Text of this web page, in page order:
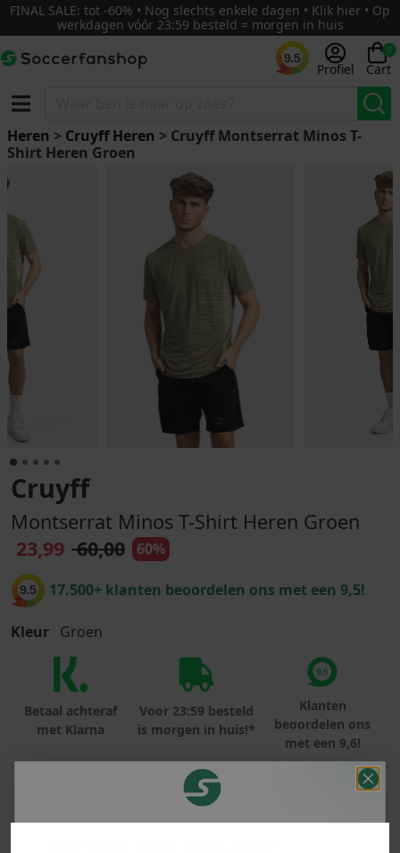
FINAL SALE: tot -60% • Nog slechts enkele dagen • Klik hier • Op
werkdagen vóór 23:59 besteld = morgen in huis
9.5
Profiel
0
Cart
Heren > Cruyff Heren > Cruyff Montserrat Minos T-
Shirt Heren Groen
Cruyff
Montserrat Minos T-Shirt Heren Groen
23,99 60,00 60%
9.5 17.500+ klanten beoordelen ons met een 9,5!
Kleur Groen
Betaal achteraf
met Klarna
Voor 23:59 besteld
is morgen in huis!*
Klanten
beoordelen ons
met een 9,6!
PRODUCTINFORMATIE